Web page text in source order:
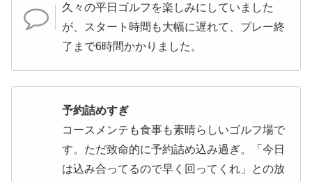
久々の平日ゴルフを楽しみにしていました
が、スタート時間も大幅に遅れて、プレー終
了まで6時間かかりました。
予約詰めすぎ
コースメンテも食事も素晴らしいゴルフ場で
す。ただ致命的に予約詰め込み過ぎ。「今日
は込み合ってるので早く回ってくれ」との放